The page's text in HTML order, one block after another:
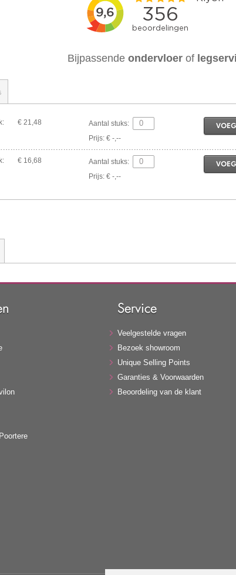
Bijpassendeondervloer of
€ 21,48
Aantal stuks:
Prijs: € -,--
€ 16,68
Aantal stuks:
Prijs: € -,--
Service
Veelgestelde vragen
Bezoek showroom
Unique Selling Points
Garanties & Voorwaarden
Beoordeling van de klant